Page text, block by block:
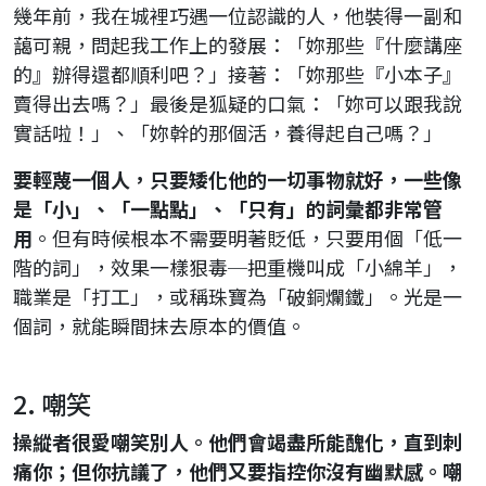
幾年前，我在城裡巧遇一位認識的人，他裝得一副和
藹可親，問起我工作上的發展：「妳那些『什麼講座
的』辦得還都順利吧？」接著：「妳那些『小本子』
賣得出去嗎？」最後是狐疑的口氣：「妳可以跟我說
實話啦！」、「妳幹的那個活，養得起自己嗎？」
要輕蔑一個人，只要矮化他的一切事物就好，一些像
是「小」、「一點點」、「只有」的詞彙都非常管
用 。但有時候根本不需要明著貶低，只要用個「低一
階的詞」，效果一樣狠毒─把重機叫成「小綿羊」，
職業是「打工」，或稱珠寶為「破銅爛鐵」。光是一
個詞，就能瞬間抹去原本的價值。
2. 嘲笑
操縱者很愛嘲笑別人。他們會竭盡所能醜化，直到刺
痛你；但你抗議了，他們又要指控你沒有幽默感。嘲